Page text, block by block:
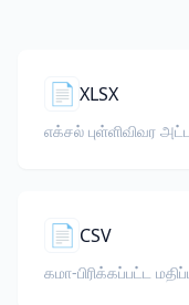
📄 XLSX
எக்சல் புள்ளிவிவர
📄 CSV
கமா-பிரிக்கப்பட்ட